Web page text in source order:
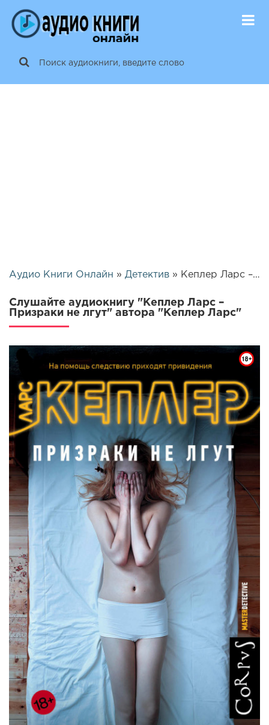
Аудио Книги Онлайн » Детектив » Кеплер Ларс – Призраки не лгут | 25601
Слушайте аудиокнигу "Кеплер Ларс –
Призраки не лгут" автора "Кеплер Ларс"